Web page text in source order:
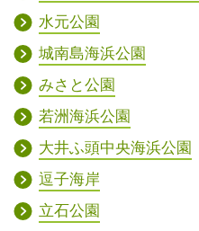
水元公園
城南島海浜公園
みさと公園
若洲海浜公園
大井ふ頭中央海浜公園
逗子海岸
立石公園